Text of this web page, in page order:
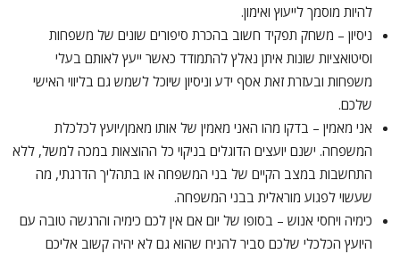
להיות מוסמך לייעוץ ואימון.
ניסיון – משחק תפקיד חשוב בהכרת סיפורים שונים של משפחות
וסיטואציות שונות איתן נאלץ להתמודד כאשר ייעץ לאותם בעלי
משפחות ובעזרת זאת אסף ידע וניסיון שיוכל לשמש גם בליווי האישי
שלכם.
אני מאמין – בדקו מהו האני מאמין של אותו מאמן/יועץ לכלכלת
המשפחה. ישנם יועצים הדוגלים בניקוי כל ההוצאות במכה למשל, ללא
התחשבות במצב הקיים של בני המשפחה או בתהליך הדרגתי, מה
שעשוי לפגוע מוראלית בבני המשפחה.
כימיה ויחסי אנוש – בסופו של יום אם אין לכם כימיה והרגשה טובה עם
היועץ הכלכלי שלכם סביר להניח שהוא גם לא יהיה קשוב אליכם